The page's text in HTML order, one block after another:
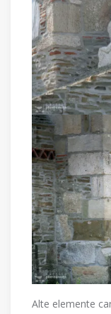
Alte elemente